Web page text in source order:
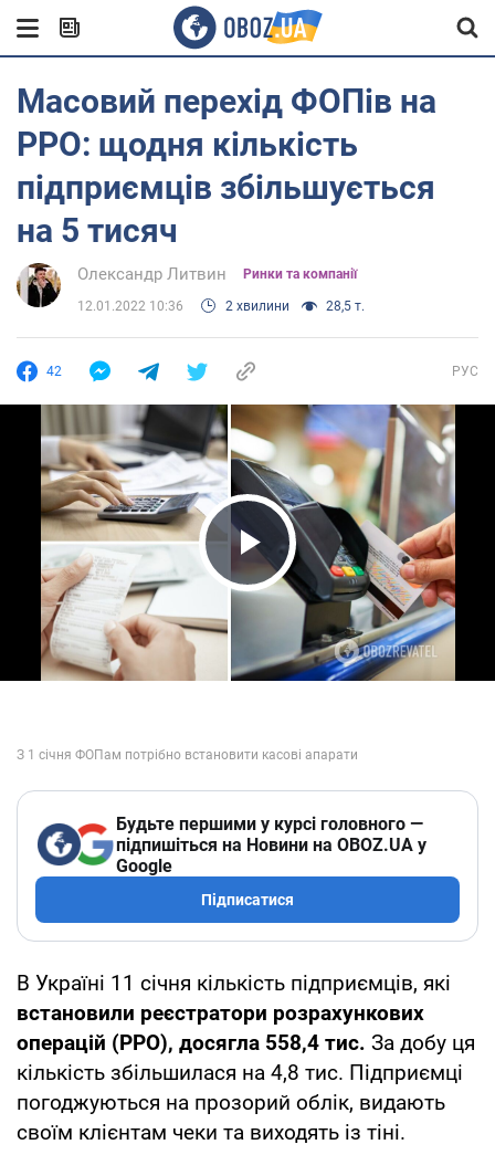
Масовий перехід ФОПів на
РРО: щодня кількість
підприємців збільшується
на 5 тисяч
Олександр Литвин Ринки та компанії
12.01.2022 10:36 2 хвилини 28,5 т.
42 РУС
Play Video
Будьте першими у курсі головного —
підпишіться на Новини на OBOZ.UA у
Google
Підписатися
В Україні 11 січня кількість підприємців, які
встановили реєстратори розрахункових
операцій (РРО), досягла 558,4 тис. За добу ця
кількість збільшилася на 4,8 тис. Підприємці
погоджуються на прозорий облік, видають
своїм клієнтам чеки та виходять із тіні.